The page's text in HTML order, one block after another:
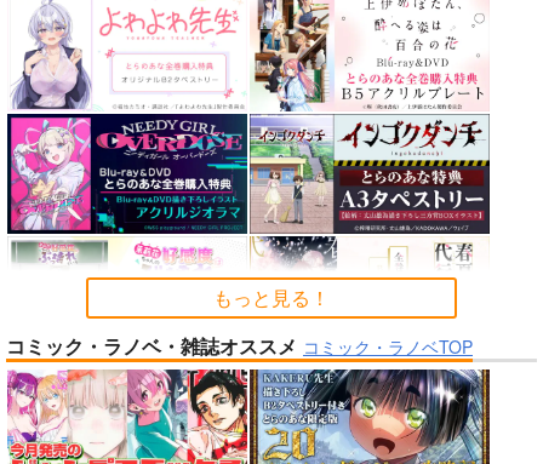
カルデアエミッション
チョコレート・ショッ
プ
2,530円（税込）
Fate/Grand Order
メリュジーヌ
サンプル
カート
CHALDEA SKETCH 1
6
CLOSET CHILD
1,481 円（税込）
Fate/Grand Order
メタトロン・ジャンヌ
リリス
サンプル
カート
nanka A kanji no title
ハイパーソニックソウ
ル
2,200円（税込）
Fate/Grand Order
インドラ
近藤勇
サンプル
カート
No.7 No.8 No.8
もっと見る！
コミック・ラノベ・雑誌オススメ コミック・ラノベTOP